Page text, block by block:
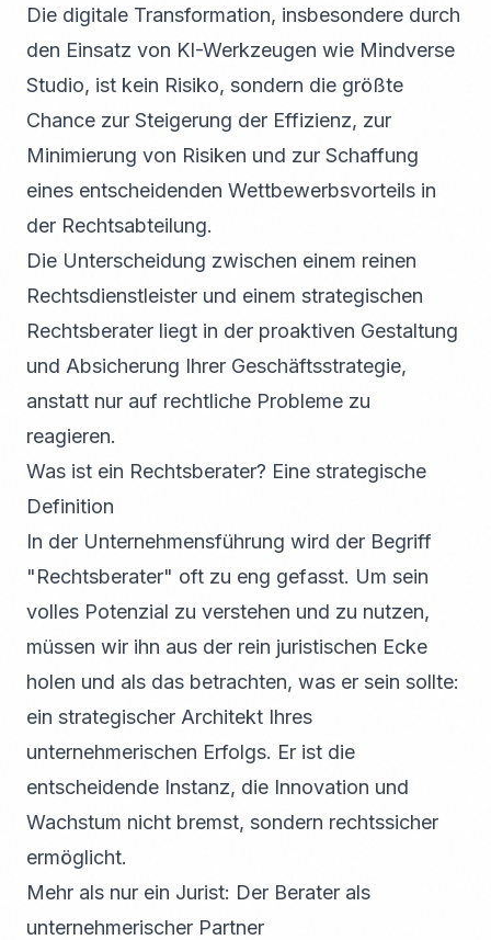
Die digitale Transformation, insbesondere durch
den Einsatz von KI-Werkzeugen wie Mindverse
Studio, ist kein Risiko, sondern die größte
Chance zur Steigerung der Effizienz, zur
Minimierung von Risiken und zur Schaffung
eines entscheidenden Wettbewerbsvorteils in
der Rechtsabteilung.
Die Unterscheidung zwischen einem reinen
Rechtsdienstleister und einem strategischen
Rechtsberater liegt in der proaktiven Gestaltung
und Absicherung Ihrer Geschäftsstrategie,
anstatt nur auf rechtliche Probleme zu
reagieren.
Was ist ein Rechtsberater? Eine strategische
Definition
In der Unternehmensführung wird der Begriff
"Rechtsberater" oft zu eng gefasst. Um sein
volles Potenzial zu verstehen und zu nutzen,
müssen wir ihn aus der rein juristischen Ecke
holen und als das betrachten, was er sein sollte:
ein strategischer Architekt Ihres
unternehmerischen Erfolgs. Er ist die
entscheidende Instanz, die Innovation und
Wachstum nicht bremst, sondern rechtssicher
ermöglicht.
Mehr als nur ein Jurist: Der Berater als
unternehmerischer Partner